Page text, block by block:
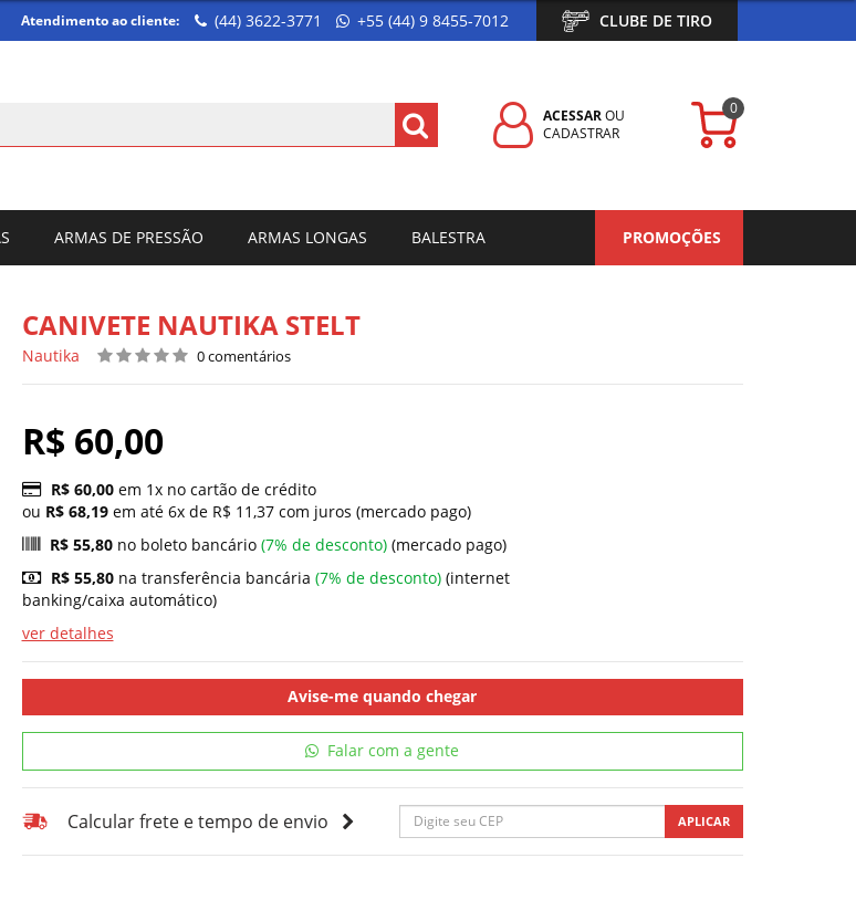
Atendimento ao cliente: (44) 3622-3771 +55 (44) 9 8455-7012 CLUBE DE TIRO
ACESSAROU
CADASTRAR
0
ARMAS DE PRESSÃO ARMAS LONGAS BALESTRA PROMOÇÕES
CANIVETE NAUTIKA STELT
Nautika 0 comentários
R$ 60,00
R$ 60,00em 1x no cartão de crédito
ou R$ 68,19em até 6x de R$ 11,37 com juros (mercado pago)
R$ 55,80no boleto bancário (7% de desconto)(mercado pago)
R$ 55,80na transferência bancária (7% de desconto)(internet
banking/caixa automático)
ver detalhes
Avise-me quando chegar
Falar com a gente
Calcular frete e tempo de envio APLICAR